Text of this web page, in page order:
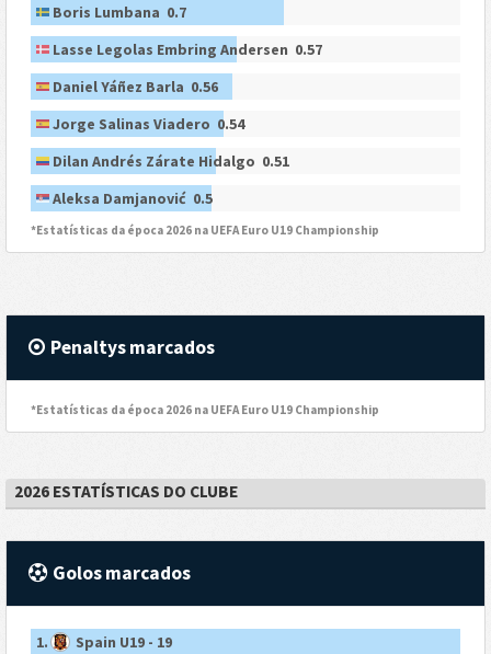
Boris Lumbana 0.7
Lasse Legolas Embring Andersen 0.57
Daniel Yáñez Barla 0.56
Jorge Salinas Viadero 0.54
Dilan Andrés Zárate Hidalgo 0.51
Aleksa Damjanović 0.5
*Estatísticas da época 2026 na UEFA Euro U19 Championship
Penaltys marcados
*Estatísticas da época 2026 na UEFA Euro U19 Championship
2026 ESTATÍSTICAS DO CLUBE
Golos marcados
1.
Spain U19 - 19